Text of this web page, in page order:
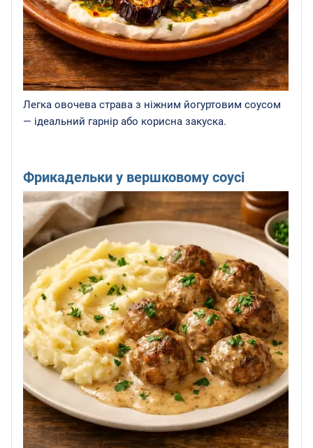
Легка овочева страва з ніжним йогуртовим соусом
— ідеальний гарнір або корисна закуска.
Фрикадельки у вершковому соусі